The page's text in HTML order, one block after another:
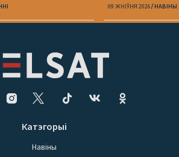
09 ЖНІЎНЯ 2026 НАВІНЫ
Катэгорыі
Навіны